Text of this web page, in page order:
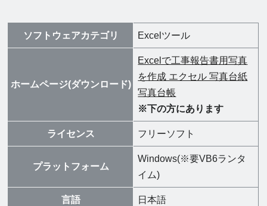
ソフトウェアカテゴリ Excelツール
ホームページ(ダウンロード)
Excelで工事報告書用写真
を作成 エクセル 写真台紙
写真台帳
※下の方にあります
ライセンス フリーソフト
プラットフォーム
Windows(※要VB6ランタ
イム)
言語 日本語